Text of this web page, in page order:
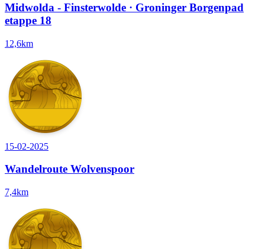
Midwolda - Finsterwolde · Groninger Borgenpad
etappe 18
12,6km
15-02-2025
Wandelroute Wolvenspoor
7,4km